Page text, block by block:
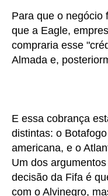
Para que o negócio
que a Eagle,
compraria esse
Almada e,
E essa cobrança
distintas: o
americana, e o
Um dos
decisão da Fifa é
com o Alvinegro,